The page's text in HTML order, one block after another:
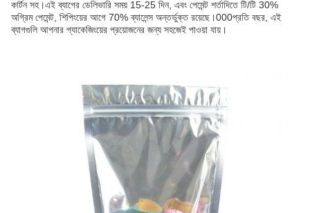
কার্টন সহ।এই ব্যাগের ডেলিভারি সময় 15-25 দিন, এবং পেমেন্ট শর্তাদিতে টি/টি 30%
অগ্রিম পেমেন্ট, শিপিংয়ের আগে 70% ব্যালেন্স অন্তর্ভুক্ত রয়েছে।000প্রতি বছর, এই
ব্যাগগুলি আপনার প্যাকেজিংয়ের প্রয়োজনের জন্য সহজেই পাওয়া যায়।